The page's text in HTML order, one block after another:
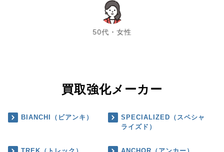
50代・女性
chevron_left chevron_right
買取強化メーカー
BIANCHI（ビアンキ）
SPECIALIZED（スペシャ
ライズド）